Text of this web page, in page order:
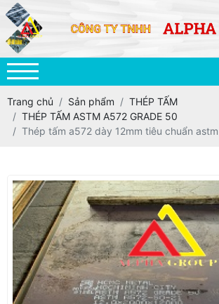
Trang chủ Sản phẩm
THÉP TẤM
THÉP TẤM ASTM A572 GRADE 50
Thép tấm a572 dày 12mm tiêu chuẩn